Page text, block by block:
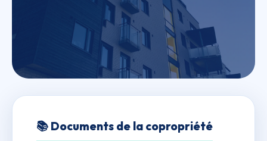
L'EMBARCADERE
📚 Documents de la copropriété